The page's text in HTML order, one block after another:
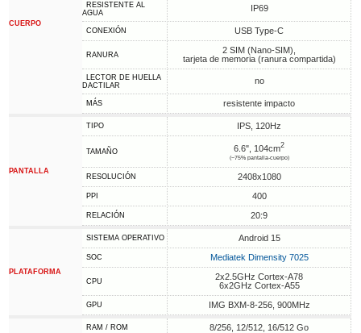
CUERPO
RESISTENTE AL
AGUA
IP69
CONEXIÓN USB Type-C
RANURA
2 SIM (Nano-SIM),
tarjeta de memoria (ranura compartida)
LECTOR DE HUELLA
DACTILAR
no
MÁS resistente impacto
PANTALLA
TIPO IPS, 120Hz
TAMAÑO 6.6", 104cm2
(~75% pantalla-cuerpo)
RESOLUCIÓN 2408x1080
PPI 400
RELACIÓN 20:9
PLATAFORMA
SISTEMA OPERATIVO Android 15
SOC Mediatek Dimensity 7025
CPU
2x2.5GHz Cortex-A78
6x2GHz Cortex-A55
GPU IMG BXM-8-256, 900MHz
RAM / ROM 8/256, 12/512, 16/512 Go